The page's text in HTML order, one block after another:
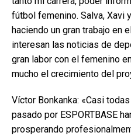
fútbol femenino. Salva, Xavi
haciendo un gran trabajo en
interesan las noticias de
gran labor con el femenino
mucho el crecimiento del
Víctor Bonkanka: «Casi
pasado por ESPORTBASE
prosperando